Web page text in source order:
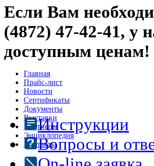
Если Вам
(4872) 47-42-41, у
доступным ценам!
Главная
Прайс-лист
Новости
Сертификаты
Документы
Выставки
Партнеры
Энциклопедия
Контакты
Инструкции
Вопросы и